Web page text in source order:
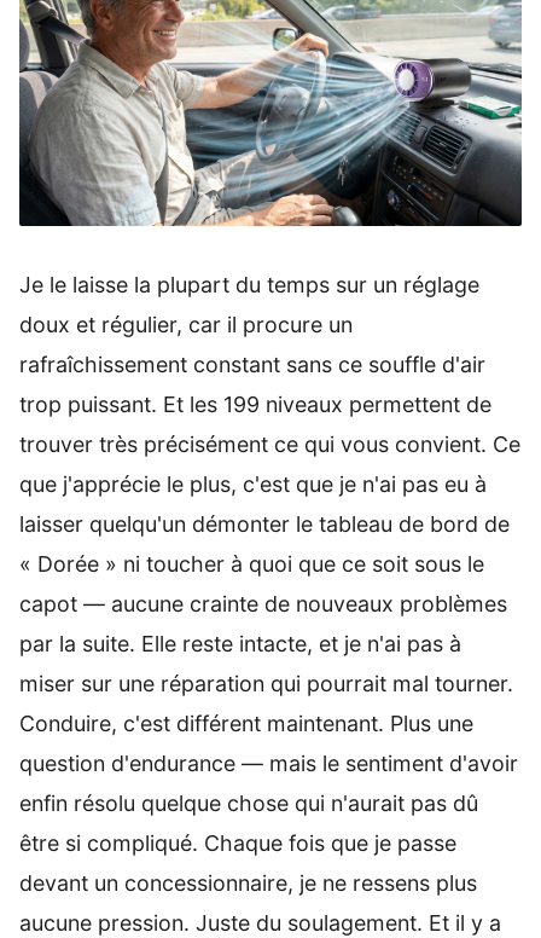
Je le laisse la plupart du temps sur un réglage
doux et régulier, car il procure un
rafraîchissement constant sans ce souffle d'air
trop puissant. Et les 199 niveaux permettent de
trouver très précisément ce qui vous convient. Ce
que j'apprécie le plus, c'est que je n'ai pas eu à
laisser quelqu'un démonter le tableau de bord de
« Dorée » ni toucher à quoi que ce soit sous le
capot — aucune crainte de nouveaux problèmes
par la suite. Elle reste intacte, et je n'ai pas à
miser sur une réparation qui pourrait mal tourner.
Conduire, c'est différent maintenant. Plus une
question d'endurance — mais le sentiment d'avoir
enfin résolu quelque chose qui n'aurait pas dû
être si compliqué. Chaque fois que je passe
devant un concessionnaire, je ne ressens plus
aucune pression. Juste du soulagement. Et il y a